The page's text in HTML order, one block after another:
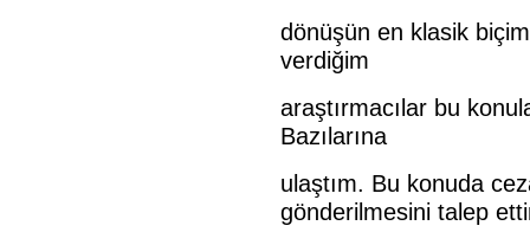
dönüşün en klasik
verdiğim
araştırmacılar bu
Bazılarına
ulaştım. Bu konuda
gönderilmesini talep